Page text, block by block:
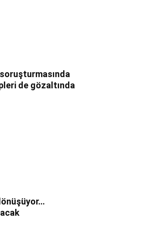
de gözaltında